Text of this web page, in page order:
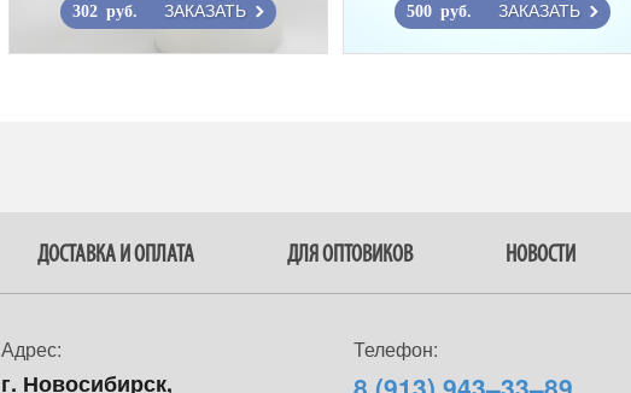
302 руб. ЗАКАЗАТЬ 500 руб. ЗАКАЗАТЬ
ДОСТАВКА И ОПЛАТА ДЛЯ ОПТОВИКОВ НОВОСТИ
Адрес:
г. Новосибирск,
Телефон: